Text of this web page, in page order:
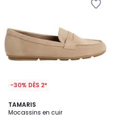
-30% DÈS 2*
TAMARIS
Mocassins en cuir
5
/